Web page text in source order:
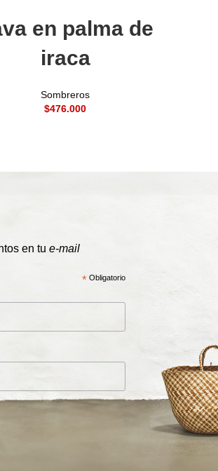
en palma de
iraca
Sombreros
$
en tu e-mail
*Obligatorio